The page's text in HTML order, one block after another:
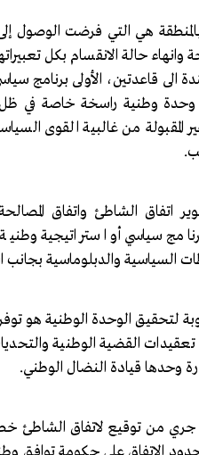
بالمنطقة هي التي فرضت
وانهاء حالة الانقسام بكل
الى قاعدتين، الأولى برنامج
وطنية راسخة خاصة في ظل
المقبولة من غالبية القوى
اتفاق الشاطئ واتفاق
سياسي أو استراتيجية
السياسية والدبلوماسية بجانب
لتحقيق الوحدة الوطنية هو
القضية الوطنية
وحدها قيادة النضال الوطني.
من توقيع لاتفاق الشاطئ